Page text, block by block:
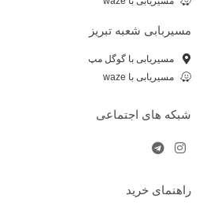
مسیربابی شعبه تبریز
مسیریابی با گوگل مپ
مسیریابی با waze
شبکه های اجتماعی
راهنمای خرید